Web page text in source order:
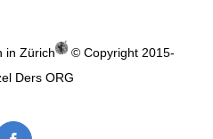
in Zürich
© Copyright 2015-
Ders ORG